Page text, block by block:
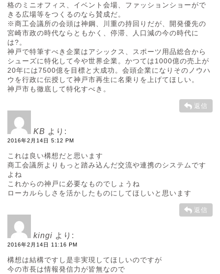
格のミニオフィス、イベント会場、ファッションショーがで
きる広場等をつくるのなら賛成だ。
※商工会議所の会頭は神鋼、川重の持回りだが、開発優先の
宮崎市政の時代ならともかく、停滞、人口減の今の時代に
は?。
神戸で特筆すべき企業はアシックス、スポーツ用品総合から
シューズに特化して今や世界企業。かつては1000億の売上が
20年には7500億を目標と大成功。会頭企業になりそのノウハ
ウを行政に伝授して神戸市再生に名乗りを上げてほしい。
神戸市も徹底して特化すべき。
返信
KB より:
2016年2月14日 5:12 PM
これは良い構想だと思います
商工会議所よりもっと踏み込んだ交流や連携のシステムです
よね
これからの神戸に必要なものでしょうね
ローカルらしさを活かしたものにしてほしいと思います
返信
kingi より:
2016年2月14日 11:16 PM
構想は結構ですし是非実現してほしいのですが
今の市長は情報発信力が皆無なので